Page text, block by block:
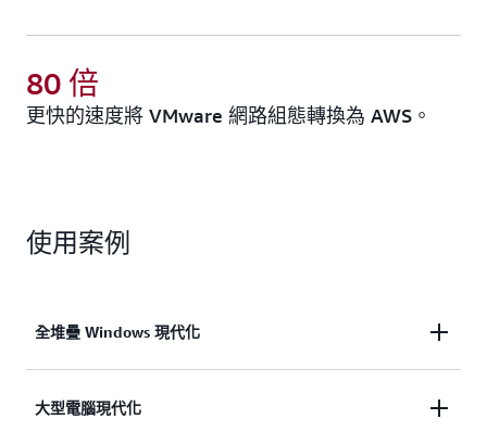
更快的速度將 VMware 網路組態轉換為 AWS。
80 倍
使用案例
全堆疊 Windows 現代化
AWS Transform 可跨應用程式、UI 架構、資料庫與
大型電腦現代化